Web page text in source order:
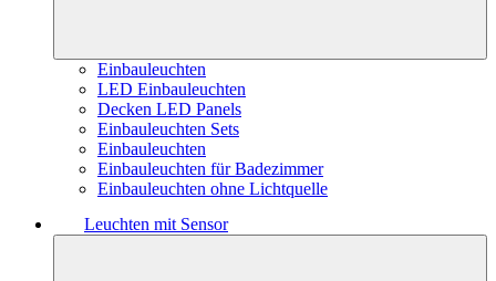
Einbauleuchten
LED Einbauleuchten
Decken LED Panels
Einbauleuchten Sets
Einbauleuchten
Einbauleuchten für Badezimmer
Einbauleuchten ohne Lichtquelle
Leuchten mit Sensor